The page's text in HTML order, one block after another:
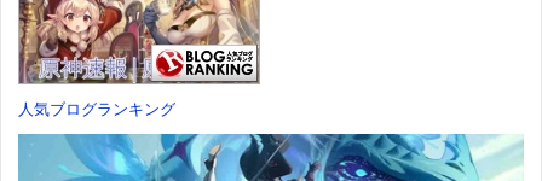
人気ブログランキング